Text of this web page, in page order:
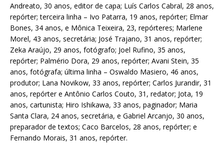
Andreato, 30 anos, editor de capa; Luís Carlos Cabral, 28 anos,
repórter; terceira linha – Ivo Patarra, 19 anos, repórter; Elmar
Bones, 34 anos, e Mônica Teixeira, 23, repórteres; Marlene
Morel, 43 anos, secretária; José Trajano, 31 anos, repórter;
Zeka Araújo, 29 anos, fotógrafo; Joel Rufino, 35 anos,
repórter; Palmério Dora, 29 anos, repórter; Avani Stein, 35
anos, fotógrafa; última linha – Oswaldo Masiero, 46 anos,
produtor; Lana Novikow, 33 anos, repórter; Carlos Jurandir, 31
anos, repórter e Antônio Carlos Couto, 31, redator; Jota, 19
anos, cartunista; Hiro Ishikawa, 33 anos, paginador; Maria
Santa Clara, 24 anos, secretária, e Gabriel Arcanjo, 30 anos,
preparador de textos; Caco Barcelos, 28 anos, repórter; e
Fernando Morais, 31 anos, repórter.